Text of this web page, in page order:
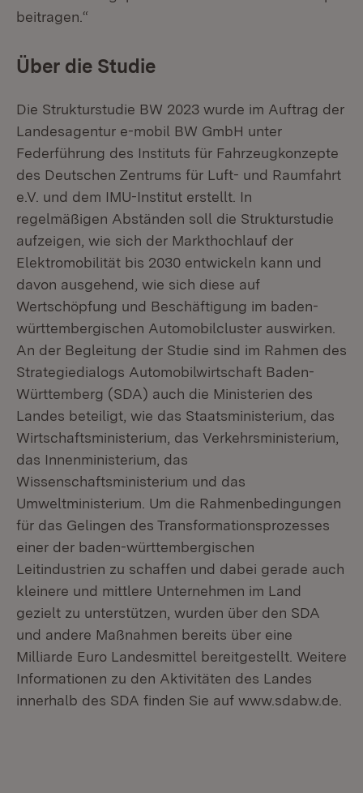
beitragen.“
Über die Studie
Die Strukturstudie BW 2023 wurde im Auftrag der
Landesagentur e-mobil BW GmbH unter
Federführung des Instituts für Fahrzeugkonzepte
des Deutschen Zentrums für Luft- und Raumfahrt
e.V. und dem IMU-Institut erstellt. In
regelmäßigen Abständen soll die Strukturstudie
aufzeigen, wie sich der Markthochlauf der
Elektromobilität bis 2030 entwickeln kann und
davon ausgehend, wie sich diese auf
Wertschöpfung und Beschäftigung im baden-
württembergischen Automobilcluster auswirken.
An der Begleitung der Studie sind im Rahmen des
Strategiedialogs Automobilwirtschaft Baden-
Württemberg (SDA) auch die Ministerien des
Landes beteiligt, wie das Staatsministerium, das
Wirtschaftsministerium, das Verkehrsministerium,
das Innenministerium, das
Wissenschaftsministerium und das
Umweltministerium. Um die Rahmenbedingungen
für das Gelingen des Transformationsprozesses
einer der baden-württembergischen
Leitindustrien zu schaffen und dabei gerade auch
kleinere und mittlere Unternehmen im Land
gezielt zu unterstützen, wurden über den SDA
und andere Maßnahmen bereits über eine
Milliarde Euro Landesmittel bereitgestellt. Weitere
Informationen zu den Aktivitäten des Landes
innerhalb des SDA finden Sie auf www.sdabw.de.